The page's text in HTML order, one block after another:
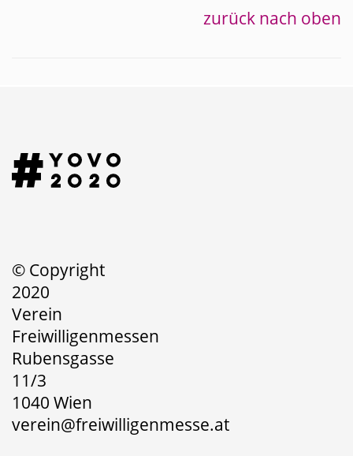
zurück nach oben
© Copyright
2020
Verein
Freiwilligenmessen
Rubensgasse
11/3
1040 Wien
verein@freiwilligenmesse.at